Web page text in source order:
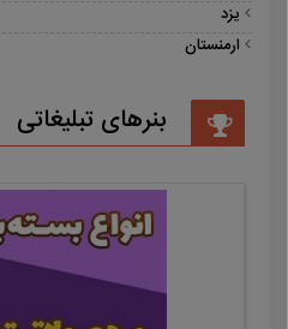
یزد
ارمنستان
بنرهای تبلیغاتی